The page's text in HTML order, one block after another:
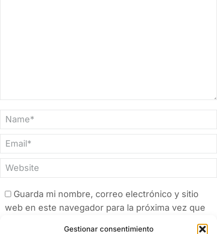
Gestionar consentimiento
Name *
Email *
Website
Guarda mi nombre, correo electrónico y sitio
web en este navegador para la próxima vez que